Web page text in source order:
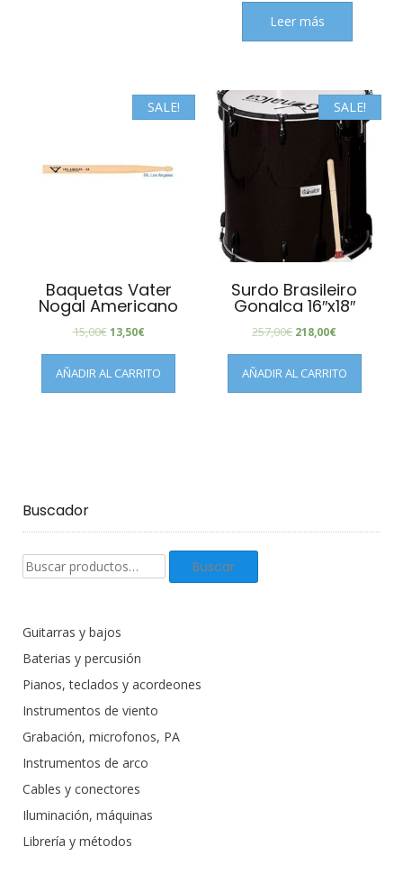
Leer más
SALE!
Baquetas Vater
Nogal Americano
15,00€ 13,50€
AÑADIR AL CARRITO
SALE!
Surdo Brasileiro
Gonalca 16″x18″
257,00€ 218,00€
AÑADIR AL CARRITO
Buscador
Buscar
productos:
Buscar
Guitarras y bajos
Baterias y percusión
Pianos, teclados y acordeones
Instrumentos de viento
Grabación, microfonos, PA
Instrumentos de arco
Cables y conectores
Iluminación, máquinas
Librería y métodos